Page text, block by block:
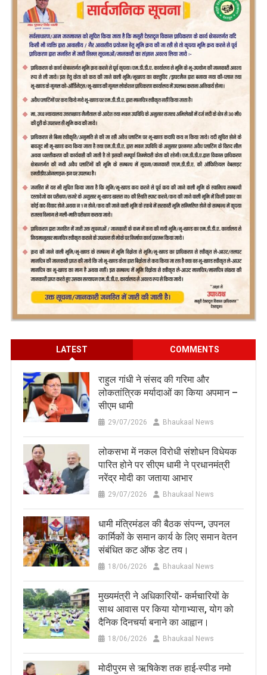
LATEST COMMENTS
राहुल गांधी ने संसद की गरिमा और
लोकतांत्रिक मर्यादाओं का किया अपमान –
सीएम धामी
29/07/2026 Bhaukaal News
लोकसभा में नकल विरोधी संशोधन विधेयक
पारित होने पर सीएम धामी ने प्रधानमंत्री
नरेंद्र मोदी का जताया आभार
29/07/2026 Bhaukaal News
धामी मंत्रिमंडल की बैठक संपन्न, उपनल
कार्मिकों के समान कार्य के लिए समान वेतन
संबंधित कट ऑफ डेट तय।
18/06/2026 Bhaukaal News
मुख्यमंत्री ने अधिकारियों- कर्मचारियों के
साथ आवास पर किया योगाभ्यास, योग को
दैनिक दिनचर्या बनाने का आह्वान।
18/06/2026 Bhaukaal News
मोदीपुरम से ऋषिकेश तक हाई‑स्पीड नमो